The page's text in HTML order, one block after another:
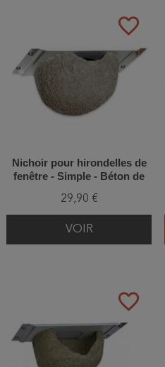
favorite_border
Nichoir pour hirondelles de
fenêtre - Simple - Béton de
29,90 €
VOIR
favorite_border